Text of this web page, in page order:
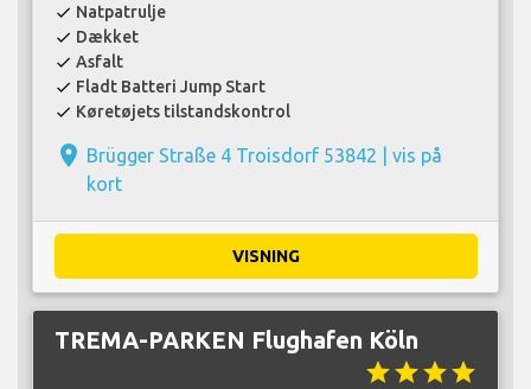
check Natpatrulje
check Dækket
check Asfalt
check Fladt Batteri Jump Start
check Køretøjets tilstandskontrol
place Brügger Straße 4 Troisdorf 53842 | vis på
kort
VISNING
TREMA-PARKEN Flughafen Köln
starstarstarstar